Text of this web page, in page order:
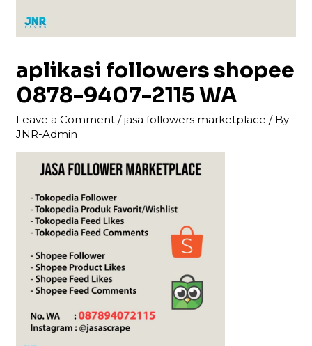
aplikasi followers shopee
0878-9407-2115 WA
Leave a Comment /jasa followers marketplace / By
JNR-Admin